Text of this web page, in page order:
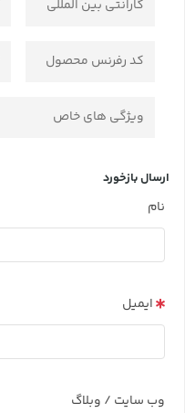
گارانتی بین المللی
کد رفرنس محصول
ویژگی های خاص
ارسال بازخورد
نام
ایمیل
وب سایت / وبلاگ